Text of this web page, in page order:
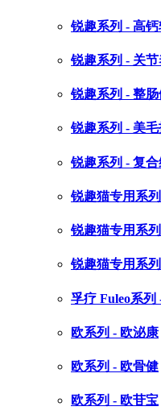
锐趣系列 - 高
锐趣系列 - 关
锐趣系列 - 整
锐趣系列 - 美
锐趣系列 - 复
锐趣猫专用系
锐趣猫专用系
锐趣猫专用系
孚疗 Fuleo系列
欧系列 - 欧泌康
欧系列 - 欧骨健
欧系列 - 欧苷宝